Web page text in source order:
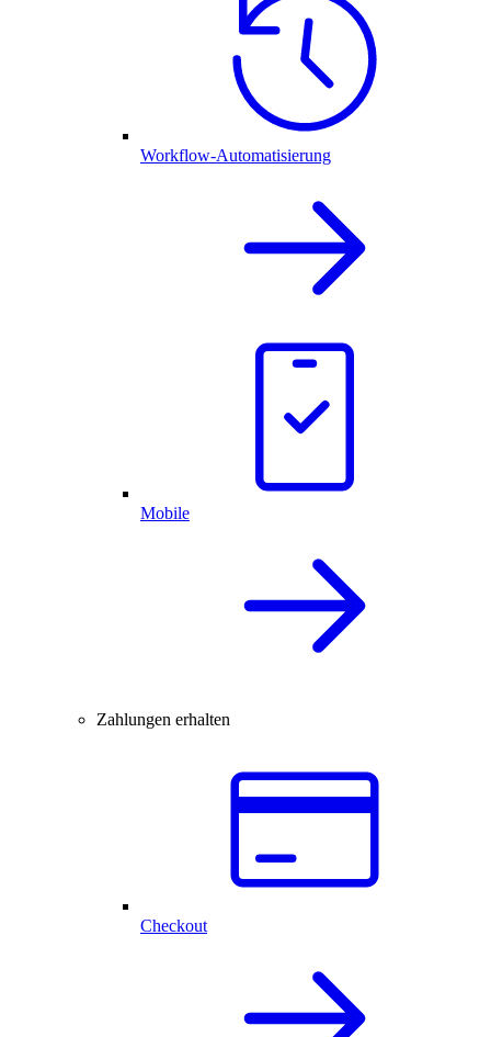
Workflow-Automatisierung
Mobile
Zahlungen erhalten
Checkout